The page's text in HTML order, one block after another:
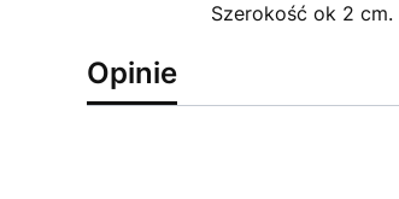
Szerokość ok 2 cm.
Opinie